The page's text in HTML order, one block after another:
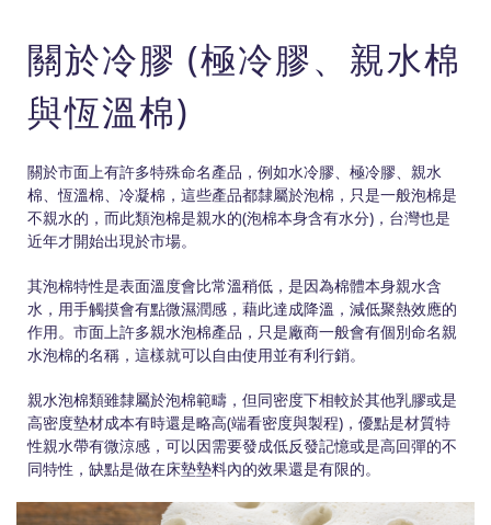
關於冷膠 (極冷膠、親水棉
與恆溫棉)
關於市面上有許多特殊命名產品，例如水冷膠、極冷膠、親水
棉、恆溫棉、冷凝棉，這些產品都隸屬於泡棉，只是一般泡棉是
不親水的，而此類泡棉是親水的(泡棉本身含有水分)，台灣也是
近年才開始出現於市場。
其泡棉特性是表面溫度會比常溫稍低，是因為棉體本身親水含
水，用手觸摸會有點微濕潤感，藉此達成降溫，減低聚熱效應的
作用。市面上許多親水泡棉產品，只是廠商一般會有個別命名親
水泡棉的名稱，這樣就可以自由使用並有利行銷。
親水泡棉類雖隸屬於泡棉範疇，但同密度下相較於其他乳膠或是
高密度墊材成本有時還是略高(端看密度與製程)，優點是材質特
性親水帶有微涼感，可以因需要發成低反發記憶或是高回彈的不
同特性，缺點是做在床墊墊料內的效果還是有限的。